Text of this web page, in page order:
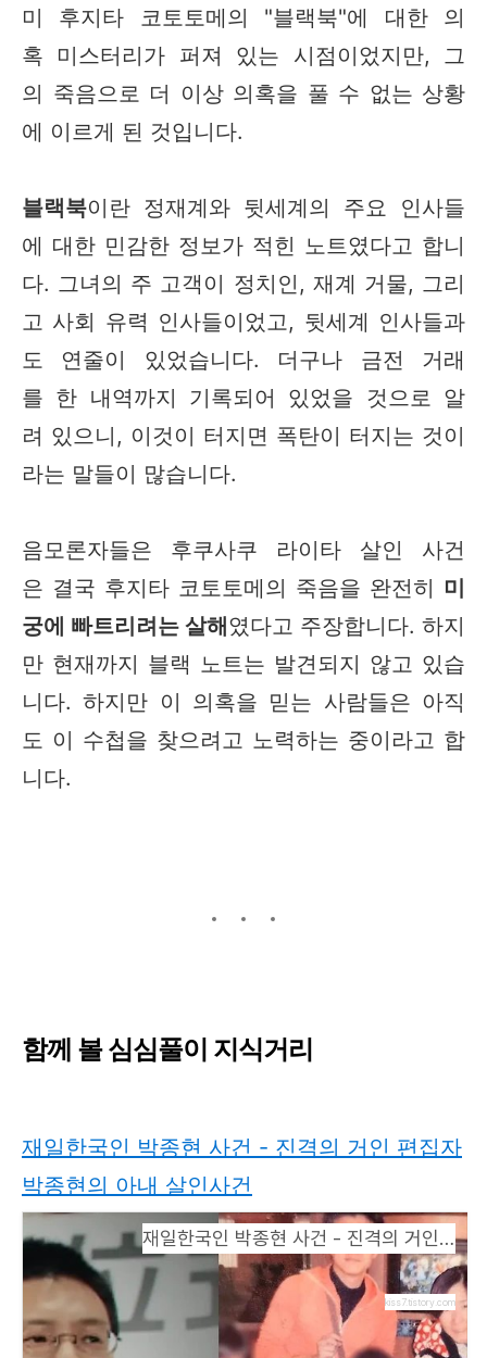
미 후지타 코토토메의 "블랙북"에 대한 의
혹 미스터리가 퍼져 있는 시점이었지만, 그
의 죽음으로 더 이상 의혹을 풀 수 없는 상황
에 이르게 된 것입니다.
블랙북이란 정재계와 뒷세계의 주요 인사들
에 대한 민감한 정보가 적힌 노트였다고 합니
다. 그녀의 주 고객이 정치인, 재계 거물, 그리
고 사회 유력 인사들이었고, 뒷세계 인사들과
도 연줄이 있었습니다. 더구나 금전 거래
를 한 내역까지 기록되어 있었을 것으로 알
려 있으니, 이것이 터지면 폭탄이 터지는 것이
라는 말들이 많습니다.
음모론자들은 후쿠사쿠 라이타 살인 사건
은 결국 후지타 코토토메의 죽음을 완전히 미
궁에 빠트리려는 살해였다고 주장합니다. 하지
만 현재까지 블랙 노트는 발견되지 않고 있습
니다. 하지만 이 의혹을 믿는 사람들은 아직
도 이 수첩을 찾으려고 노력하는 중이라고 합
니다.
함께 볼 심심풀이 지식거리
재일한국인 박종현 사건 - 진격의 거인 편집자
박종현의 아내 살인사건
재일한국인 박종현 사건 - 진격의 거인 편집자 박종현의 아내 살인사건
kiss7.tistory.com